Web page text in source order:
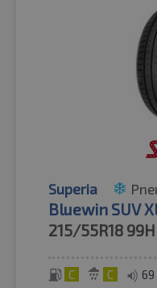
Superia
Bluewin SUV
215/55R18 99H
C C 69